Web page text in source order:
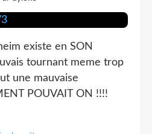
existe en SON
tournant meme trop
une mauvaise
POUVAIT ON !!!!